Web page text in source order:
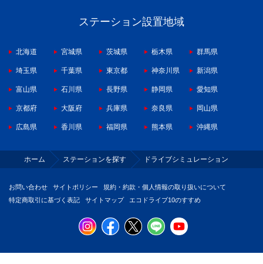
ステーション設置地域
北海道 宮城県 茨城県 栃木県 群馬県
埼玉県 千葉県 東京都 神奈川県 新潟県
富山県 石川県 長野県 静岡県 愛知県
京都府 大阪府 兵庫県 奈良県 岡山県
広島県 香川県 福岡県 熊本県 沖縄県
ホーム ステーションを探す ドライブシミュレーション
お問い合わせ サイトポリシー
規約・約款・個人情報の取り扱いについて
特定商取引に基づく表記
サイトマップ エコドライブ10のすすめ